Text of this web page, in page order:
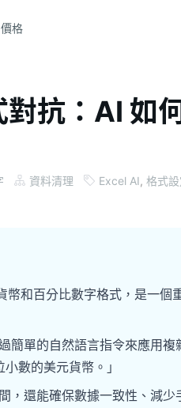
價格
抗：AI 如
資料清理 Excel AI, 格式設
和百分比數字格式，是一個
簡單的自然語言指令來應用
數的美元貨幣。」
，還能確保數據一致性、減